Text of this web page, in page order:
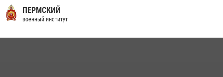
16 июля 2026 года между военным институтом и ООО «ЭЛРЕМ»
заключено соглашение о научно-техническом сотрудничестве
ПЕРМСКИЙ
военный институт